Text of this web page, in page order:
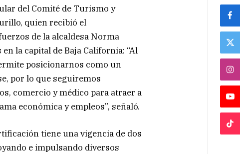
del Comité de Turismo y
quien recibió el
de la alcaldesa Norma
la capital de Baja California: “Al
posicionarnos como un
por lo que seguiremos
comercio y médico para atraer a
económica y empleos”, señaló.
tiene una vigencia de dos
e impulsando diversos